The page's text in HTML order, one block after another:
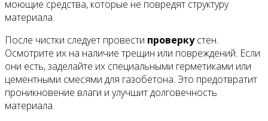
моющие средства, которые не повредят структуру
материала.
После чистки следует провести проверкустен.
Осмотрите их на наличие трещин или повреждений. Если
они есть, заделайте их специальными герметиками или
цементными смесями для газобетона. Это предотвратит
проникновение влаги и улучшит долговечность
материала.